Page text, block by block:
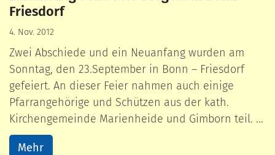
Friesdorf
4. Nov. 2012
Zwei Abschiede und ein Neuanfang wurden am
Sonntag, den 23.September in Bonn – Friesdorf
gefeiert. An dieser Feier nahmen auch einige
Pfarrangehörige und Schützen aus der kath.
Kirchengemeinde Marienheide und Gimborn teil. ...
Mehr